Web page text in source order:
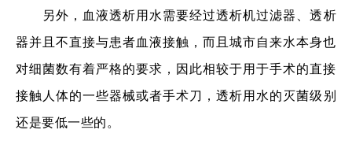
另外，血液透析用水需要经过透析机过滤器、透析
器并且不直接与患者血液接触，而且城市自来水本身也
对细菌数有着严格的要求，因此相较于用于手术的直接
接触人体的一些器械或者手术刀，透析用水的灭菌级别
还是要低一些的。